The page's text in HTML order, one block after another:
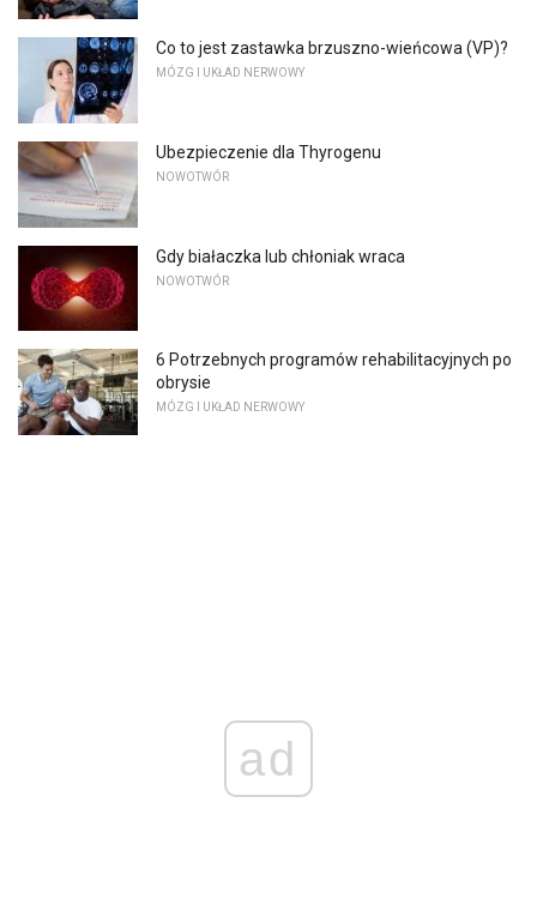
Co to jest zastawka brzuszno-wieńcowa (VP)?
MÓZG I UKŁAD NERWOWY
Ubezpieczenie dla Thyrogenu
NOWOTWÓR
Gdy białaczka lub chłoniak wraca
NOWOTWÓR
6 Potrzebnych programów rehabilitacyjnych po
obrysie
MÓZG I UKŁAD NERWOWY
ad